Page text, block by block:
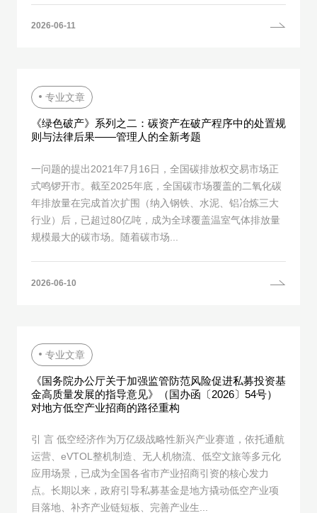
2026-06-11
专业文章
《绿色破产》系列之二：碳资产在破产程序中的处置规
则与法律后果——管理人的全新考题
一问题的提出2021年7月16日，全国碳排放权交易市场正
式鸣锣开市。截至2025年底，全国碳市场覆盖的二氧化碳
年排放量在完成首次扩围（纳入钢铁、水泥、铝冶炼三大
行业）后，已超过80亿吨，成为全球覆盖温室气体排放量
规模最大的碳市场。随着碳市场...
2026-06-10
专业文章
《国务院办公厅关于加强监管防范风险促进私募投资基
金高质量发展的指导意见》（国办函〔2026〕54号）
对地方低空产业招商的路径重构
引 言 低空经济作为万亿级战略性新兴产业赛道，依托通航
运营、eVTOL整机制造、无人机物流、低空文旅等多元化
应用场景，已成为全国各省市产业招商引资的核心发力
点。长期以来，政府引导私募基金是地方撬动低空产业项
目落地、补齐产业链短板、完善产业生...